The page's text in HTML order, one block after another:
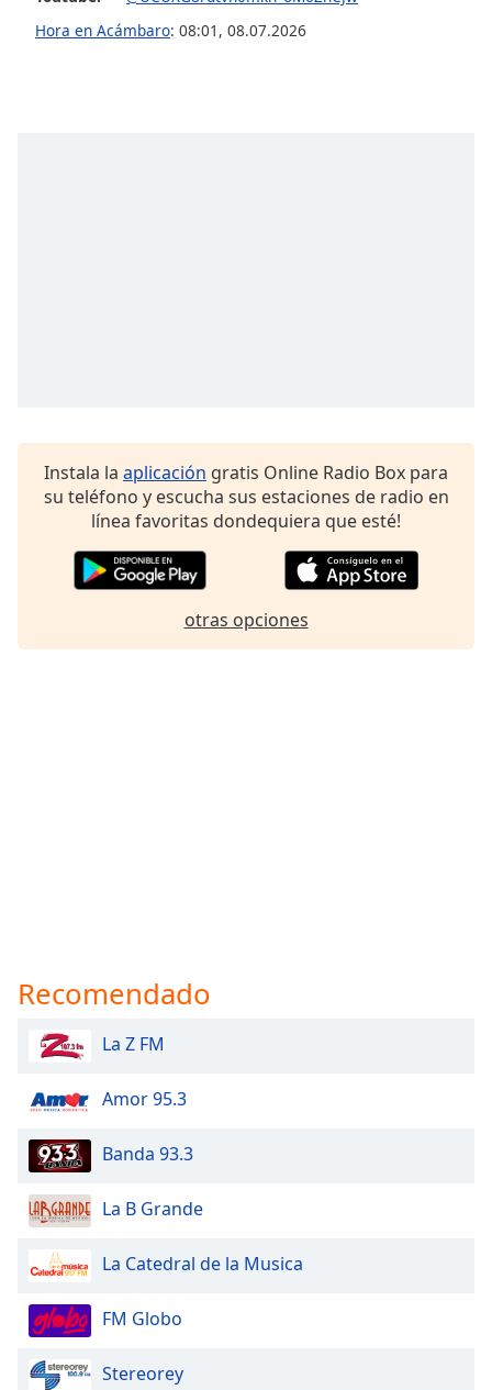
Font
Family
Hora en Acámbaro: 08:01 , 08.07.2026
Instala la aplicación gratis Online Radio Box para
su teléfono y escucha sus estaciones de radio en
línea favoritas dondequiera que esté!
otras opciones
Recomendado
La Z FM
Amor 95.3
Banda 93.3
La B Grande
La Catedral de la Musica
FM Globo
Stereorey